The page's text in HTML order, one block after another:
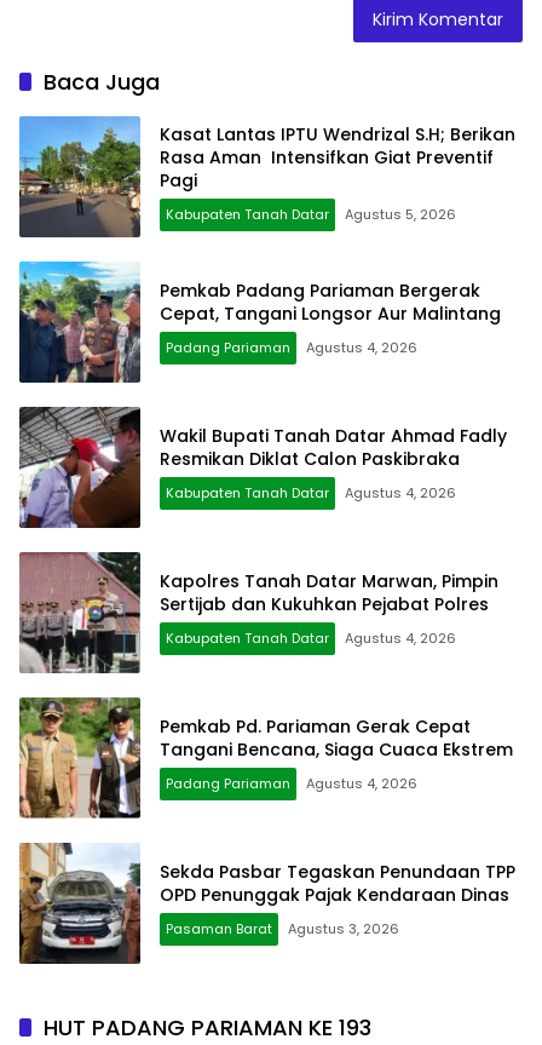
Baca Juga
Kasat Lantas IPTU Wendrizal S.H; Berikan
Rasa Aman Intensifkan Giat Preventif
Pagi
Kabupaten Tanah Datar Agustus 5, 2026
Pemkab Padang Pariaman Bergerak
Cepat, Tangani Longsor Aur Malintang
Padang Pariaman Agustus 4, 2026
Wakil Bupati Tanah Datar Ahmad Fadly
Resmikan Diklat Calon Paskibraka
Kabupaten Tanah Datar Agustus 4, 2026
Kapolres Tanah Datar Marwan, Pimpin
Sertijab dan Kukuhkan Pejabat Polres
Kabupaten Tanah Datar Agustus 4, 2026
Pemkab Pd. Pariaman Gerak Cepat
Tangani Bencana, Siaga Cuaca Ekstrem
Padang Pariaman Agustus 4, 2026
Sekda Pasbar Tegaskan Penundaan TPP
OPD Penunggak Pajak Kendaraan Dinas
Pasaman Barat Agustus 3, 2026
HUT PADANG PARIAMAN KE 193